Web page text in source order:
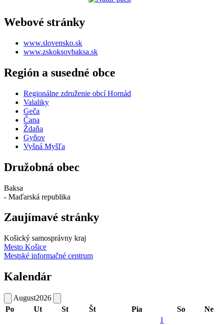
Webové stránky
www.slovensko.sk
www.zskoksovbaksa.sk
Región a susedné obce
Regionálne združenie obcí Hornád
Valaliky
Geča
Čana
Ždaňa
Gyňov
Vyšná Myšľa
Družobná obec
Baksa
- Maďarská republika
Zaujímavé stránky
Košický samosprávny kraj
Mesto Košice
Mestské informačné centrum
Kalendár
August2026
Po
Ut St Št Pia So Ne
1